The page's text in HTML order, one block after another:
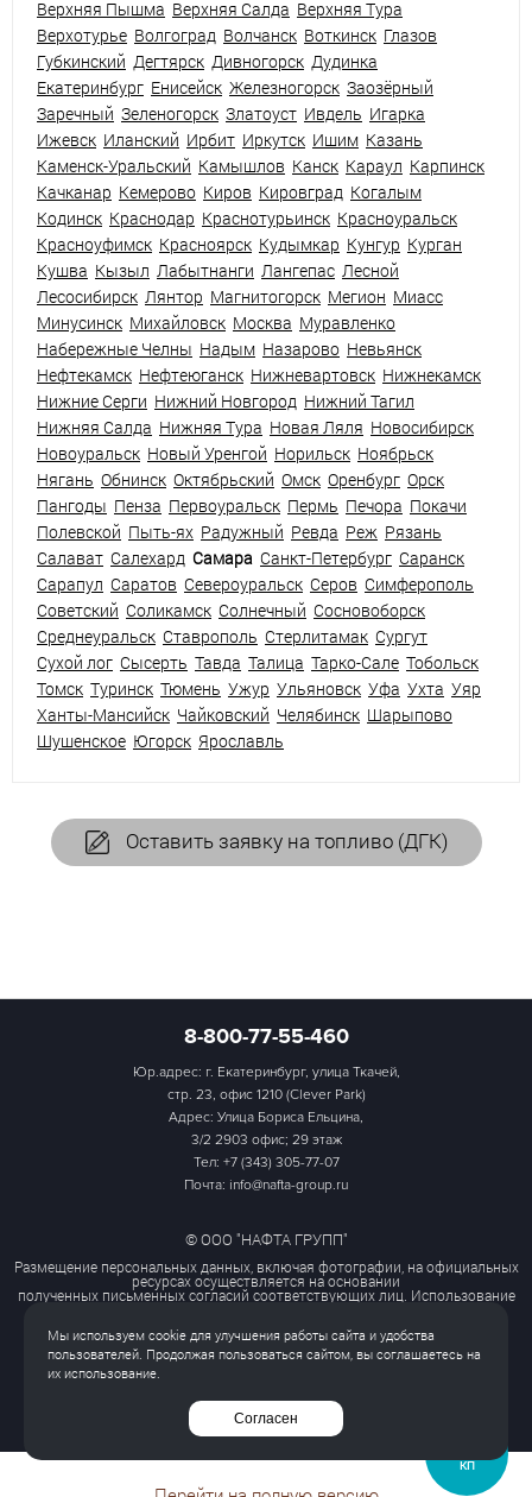
Верхняя Пышма Верхняя Салда Верхняя Тура
Верхотурье Волгоград Волчанск Воткинск Глазов
Губкинский Дегтярск Дивногорск Дудинка
Екатеринбург Енисейск Железногорск Заозёрный
Заречный Зеленогорск Златоуст Ивдель Игарка
Ижевск Иланский Ирбит Иркутск Ишим Казань
Каменск-Уральский Камышлов Канск Караул Карпинск
Качканар Кемерово Киров Кировград Когалым
Кодинск Краснодар Краснотурьинск Красноуральск
Красноуфимск Красноярск Кудымкар Кунгур Курган
Кушва Кызыл Лабытнанги Лангепас Лесной
Лесосибирск Лянтор Магнитогорск Мегион Миасс
Минусинск Михайловск Москва Муравленко
Набережные Челны Надым Назарово Невьянск
Нефтекамск Нефтеюганск Нижневартовск Нижнекамск
Нижние Серги Нижний Новгород Нижний Тагил
Нижняя Салда Нижняя Тура Новая Ляля Новосибирск
Новоуральск Новый Уренгой Норильск Ноябрьск
Нягань Обнинск Октябрьский Омск Оренбург Орск
Пангоды Пенза Первоуральск Пермь Печора Покачи
Полевской Пыть-ях Радужный Ревда Реж Рязань
Салават Салехард Самара Санкт-Петербург Саранск
Сарапул Саратов Североуральск Серов Симферополь
Советский Соликамск Солнечный Сосновоборск
Среднеуральск Ставрополь Стерлитамак Сургут
Сухой лог Сысерть Тавда Талица Тарко-Сале Тобольск
Томск Туринск Тюмень Ужур Ульяновск Уфа Ухта Уяр
Ханты-Мансийск Чайковский Челябинск Шарыпово
Шушенское Югорск Ярославль
Оставить заявку на топливо (ДГК)
8-800-77-55-460
Юр.адрес: г. Екатеринбург, улица Ткачей,
стр. 23, офис 1210 (Clever Park)
Адрес: Улица Бориса Ельцина,
3/2 2903 офис; 29 этаж
Тел: +7 (343) 305-77-07
Почта: info@nafta-group.ru
© ООО "НАФТА ГРУПП"
Размещение персональных данных, включая фотографии, на официальных
ресурсах осуществляется на основании
полученных письменных согласий соответствующих лиц. Использование
Политика обработки персональных данных
Согласие на обработку персональных данных
КП
Мы используем cookie для улучшения работы сайта и удобства
пользователей. Продолжая пользоваться сайтом, вы соглашаетесь на
их использование.
Согласен